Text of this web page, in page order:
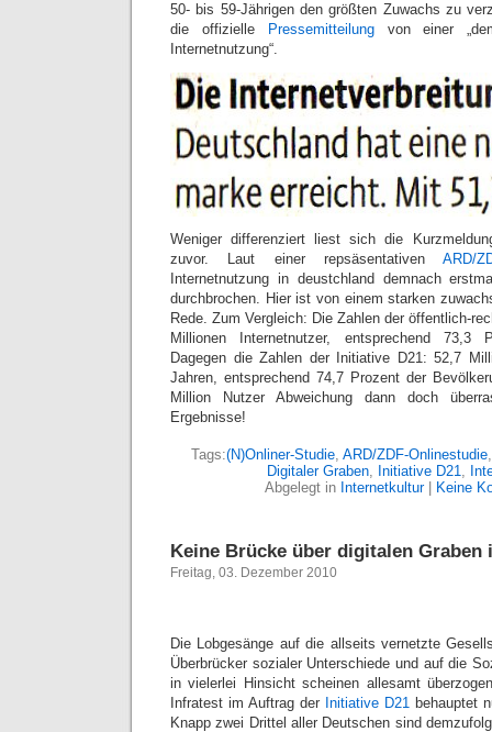
50- bis 59-Jährigen den größten Zuwachs zu
die offizielle
Pressemitteilungvon einer
Internetnutzung“.
Weniger differenziert liest sich die
zuvor. Laut einer repsäsentativenARD/
Internetnutzung in deustchland demnach
durchbrochen. Hier ist von einem starken
Rede. Zum Vergleich: Die Zahlen der öffentlich-
Millionen Internetnutzer, entsprechend 73,3
Dagegen die Zahlen der Initiative D21: 52,7
Jahren, entsprechend 74,7 Prozent der
Million Nutzer Abweichung dann doch
Ergebnisse!
Tags:(N)Onliner-Studie, ARD/ZDF-Onlinestudie
Digitaler Graben, Initiative D21,
Abgelegt in Internetkultur| Keine
Keine Brücke über digitalen Graben
Freitag, 03. Dezember 2010
Die Lobgesänge auf die allseits vernetzte
Überbrücker sozialer Unterschiede und auf die
in vielerlei Hinsicht scheinen allesamt
Infratest im Auftrag der Initiative D21 behauptet
Knapp zwei Drittel aller Deutschen sind